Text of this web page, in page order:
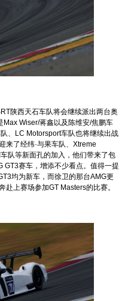
陕西天石车队将会继续派出两台奥
Wiser/蒋鑫以及陈维安/焦鹏车
、LC Motorsport车队也将继续出战
来了经纬·与果车队、Xtreme
队等新面孔的加入，他们带来了包
GT3赛车，增添不少看点。值得一提
均为新车，而徐卫的那台AMG更
上赛场参加GT Masters的比赛。